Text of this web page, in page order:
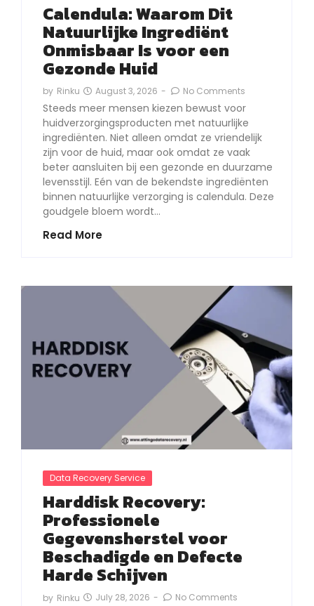
Calendula: Waarom Dit
Natuurlijke Ingrediënt
Onmisbaar Is voor een
Gezonde Huid
by Rinku August 3, 2026 - No Comments
Steeds meer mensen kiezen bewust voor
huidverzorgingsproducten met natuurlijke
ingrediënten. Niet alleen omdat ze vriendelijk
zijn voor de huid, maar ook omdat ze vaak
beter aansluiten bij een gezonde en duurzame
levensstijl. Eén van de bekendste ingrediënten
binnen natuurlijke verzorging is calendula. Deze
goudgele bloem wordt…
Read More
Data Recovery Service
Harddisk Recovery:
Professionele
Gegevensherstel voor
Beschadigde en Defecte
Harde Schijven
by Rinku July 28, 2026 - No Comments